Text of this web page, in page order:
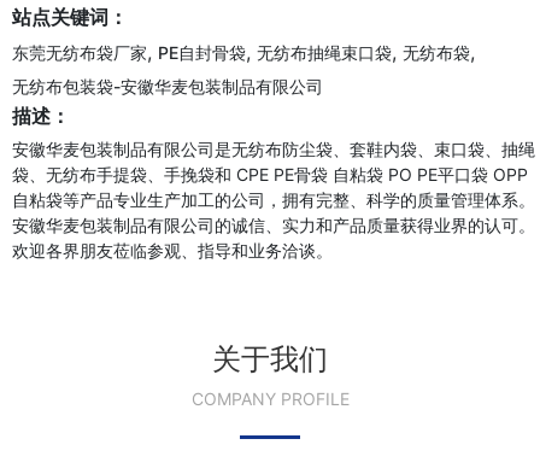
站点关键词：
东莞无纺布袋厂家, PE自封骨袋, 无纺布抽绳束口袋, 无纺布袋,
无纺布包装袋-安徽华麦包装制品有限公司
描述：
安徽华麦包装制品有限公司是无纺布防尘袋、套鞋内袋、束口袋、抽绳
袋、无纺布手提袋、手挽袋和 CPE PE骨袋 自粘袋 PO PE平口袋 OPP
自粘袋等产品专业生产加工的公司，拥有完整、科学的质量管理体系。
安徽华麦包装制品有限公司的诚信、实力和产品质量获得业界的认可。
欢迎各界朋友莅临参观、指导和业务洽谈。
关于我们
COMPANY PROFILE